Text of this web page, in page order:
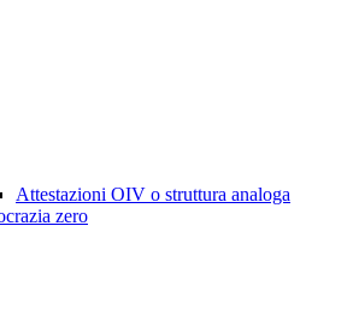
Attestazioni OIV o struttura analoga
zero